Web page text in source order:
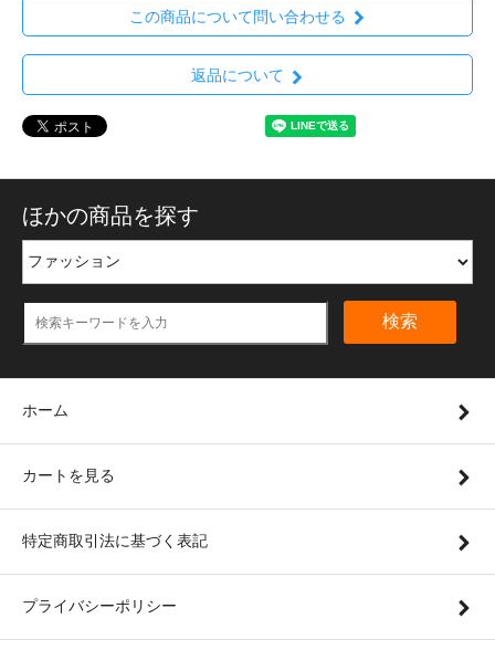
この商品について問い合わせる
返品について
ほかの商品を探す
検索
ホーム
カートを見る
特定商取引法に基づく表記
プライバシーポリシー